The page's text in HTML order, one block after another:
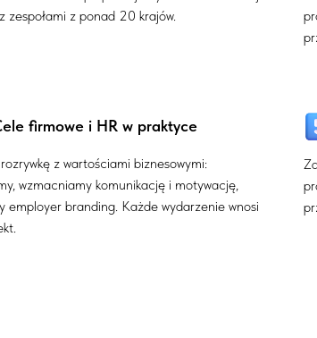
zespołami z ponad 20 krajów.
firmowe i HR w praktyce
z wartościami biznesowymi:
wzmacniamy komunikację i motywację,
employer branding. Każde wydarzenie wnosi